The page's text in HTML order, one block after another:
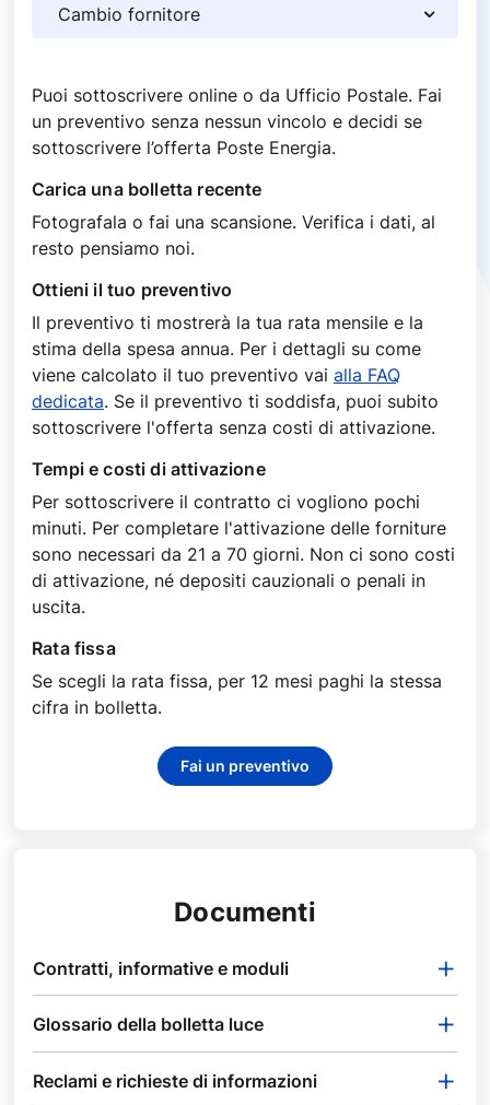
P
t
n
z
e
d
i
c
s
a
h
a
b
s
o
g
b
s
Puoi sottoscrivere online o da Ufficio Postale. Fai
un preventivo senza nessun vincolo e decidi se
sottoscrivere l’offerta Poste Energia.
Carica una bolletta recente
Fotografala o fai una scansione. Verifica i dati, al
resto pensiamo noi.
Ottieni il tuo preventivo
Il preventivo ti mostrerà la tua rata mensile e la
stima della spesa annua. Per i dettagli su come
viene calcolato il tuo preventivo vai alla FAQ
dedicata. Se il preventivo ti soddisfa, puoi subito
sottoscrivere l'offerta senza costi di attivazione.
Tempi e costi di attivazione
Per sottoscrivere il contratto ci vogliono pochi
minuti. Per completare l'attivazione delle forniture
sono necessari da 21 a 70 giorni. Non ci sono costi
di attivazione, né depositi cauzionali o penali in
uscita.
Rata fissa
Se scegli la rata fissa, per 12 mesi paghi la stessa
cifra in bolletta.
Fai un preventivo
Documenti
Contratti, informative e moduli
Glossario della bolletta luce
Reclami e richieste di informazioni